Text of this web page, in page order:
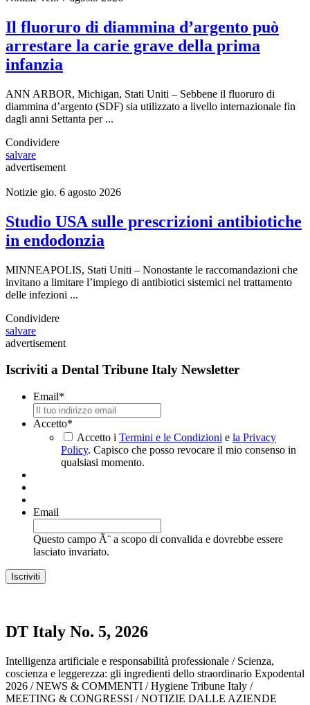
Il fluoruro di diammina d’argento può
arrestare la carie grave della prima
infanzia
ANN ARBOR, Michigan, Stati Uniti – Sebbene il fluoruro di
diammina d’argento (SDF) sia utilizzato a livello internazionale fin
Condividere
salvare
Studio USA sulle prescrizioni antibiotiche
in endodonzia
MINNEAPOLIS, Stati Uniti – Nonostante le raccomandazioni che
invitano a limitare l’impiego di antibiotici sistemici nel trattamento
Condividere
salvare
Email *
Accetto*
Accetto iTermini e le Condizioni ela Privacy
Policy. Capisco che posso revocare il mio consenso in
Questo campo Ã¨ a scopo di convalida e dovrebbe essere
DT Italy No. 5, 2026
Intelligenza artificiale e responsabilità professionale / Scienza,
coscienza e leggerezza: gli ingredienti dello straordinario Expodental
2026 / NEWS & COMMENTI / Hygiene Tribune Italy /